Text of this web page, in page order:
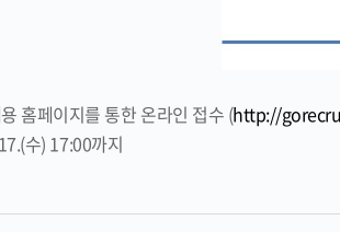
홈페이지를 통한 온라인 접수 (http://
수) 17:00까지